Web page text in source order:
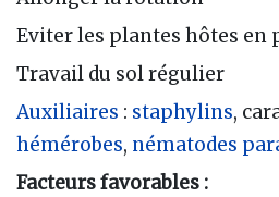
Eviter les plantes hôtes en
Travail du sol régulier
Auxiliaires : staphylins,
hémérobes, nématodes
Facteurs favorables :